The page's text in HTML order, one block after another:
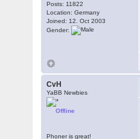
Posts: 11822
Location: Germany
Joined: 12. Oct 2003
Gender:
CvH
YaBB Newbies
Offline
Phoner is great!